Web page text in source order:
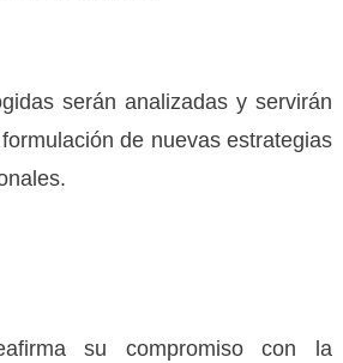
serán analizadas y servirán
de nuevas estrategias
su compromiso con la